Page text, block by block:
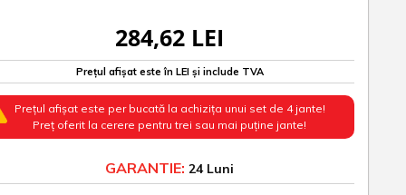
284,62 LEI
Prețul afișat este în LEI și include TVA
Prețul afișat este per bucată la achizița unui set de 4 jante!
Preț oferit la cerere pentru trei sau mai puține jante!
GARANTIE: 24 Luni